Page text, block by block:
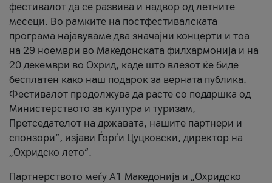
фестивалот да се развива и надвор од летните
месеци. Во рамките на постфестивалската
програма најавуваме два значајни концерти и тоа
на 29 ноември во Македонската филхармонија и на
20 декември во Охрид, каде што влезот ќе биде
бесплатен како наш подарок за верната публика.
Фестивалот продолжува да расте со поддршка од
Министерството за култура и туризам,
Претседателот на државата, нашите партнери и
спонзори“, изјави Ѓорѓи Цуцковски, директор на
„Охридско лето“.
Партнерството меѓу A1 Македонија и „Охридско